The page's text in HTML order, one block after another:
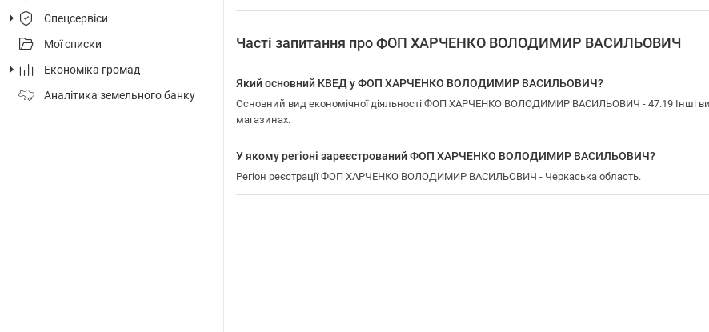
Спецсервіси
Мої списки
Економіка громад
Аналітика земельного банку
Часті запитання про ФОП ХАРЧЕНКО ВОЛОДИМИР ВАСИЛЬОВИЧ
Який основний КВЕД у ФОП ХАРЧЕНКО ВОЛОДИМИР ВАСИЛЬОВИЧ?
Основний вид економічної діяльності ФОП ХАРЧЕНКО ВОЛОДИМИР ВАСИЛЬОВИЧ - 47.19 Інші види
магазинах.
У якому регіоні зареєстрований ФОП ХАРЧЕНКО ВОЛОДИМИР ВАСИЛЬОВИЧ?
Регіон реєстрації ФОП ХАРЧЕНКО ВОЛОДИМИР ВАСИЛЬОВИЧ - Черкаська область.